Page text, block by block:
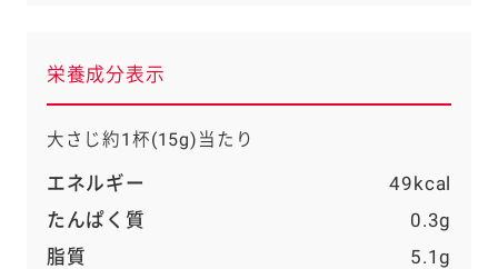
栄養成分表示
大さじ約1杯(15g)当たり
エネルギー
49kcal
たんぱく質
0.3g
脂質
5.1g